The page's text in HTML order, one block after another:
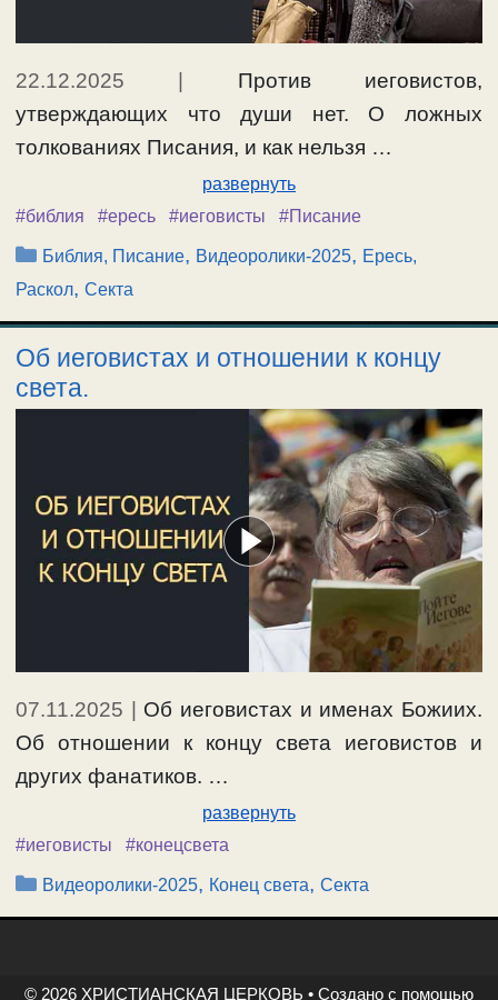
22.12.2025 | Против иеговистов,
утверждающих что души нет. О ложных
толкованиях Писания, и как нельзя …
развернуть
#библия
#ересь #иеговисты #Писание
Рубрики
Библия, Писание, Видеоролики-2025, Ересь,
Раскол, Секта
Об иеговистах и отношении к концу
света.
07.11.2025 | Об иеговистах и именах Божиих.
Об отношении к концу света иеговистов и
других фанатиков. …
развернуть
#иеговисты
#конецсвета
Рубрики
Видеоролики-2025, Конец света,Секта
© 2026 ХРИСТИАНСКАЯ ЦЕРКОВЬ • Создано с помощью